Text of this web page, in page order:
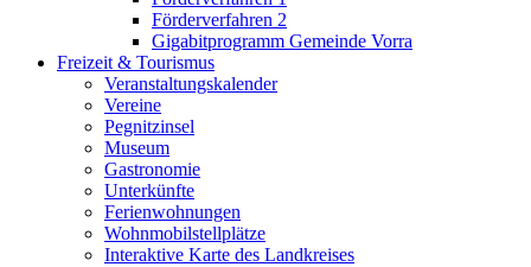
Förderverfahren 2
Gigabitprogramm Gemeinde Vorra
Freizeit & Tourismus
Veranstaltungskalender
Vereine
Pegnitzinsel
Museum
Gastronomie
Unterkünfte
Ferienwohnungen
Wohnmobilstellplätze
Interaktive Karte des Landkreises